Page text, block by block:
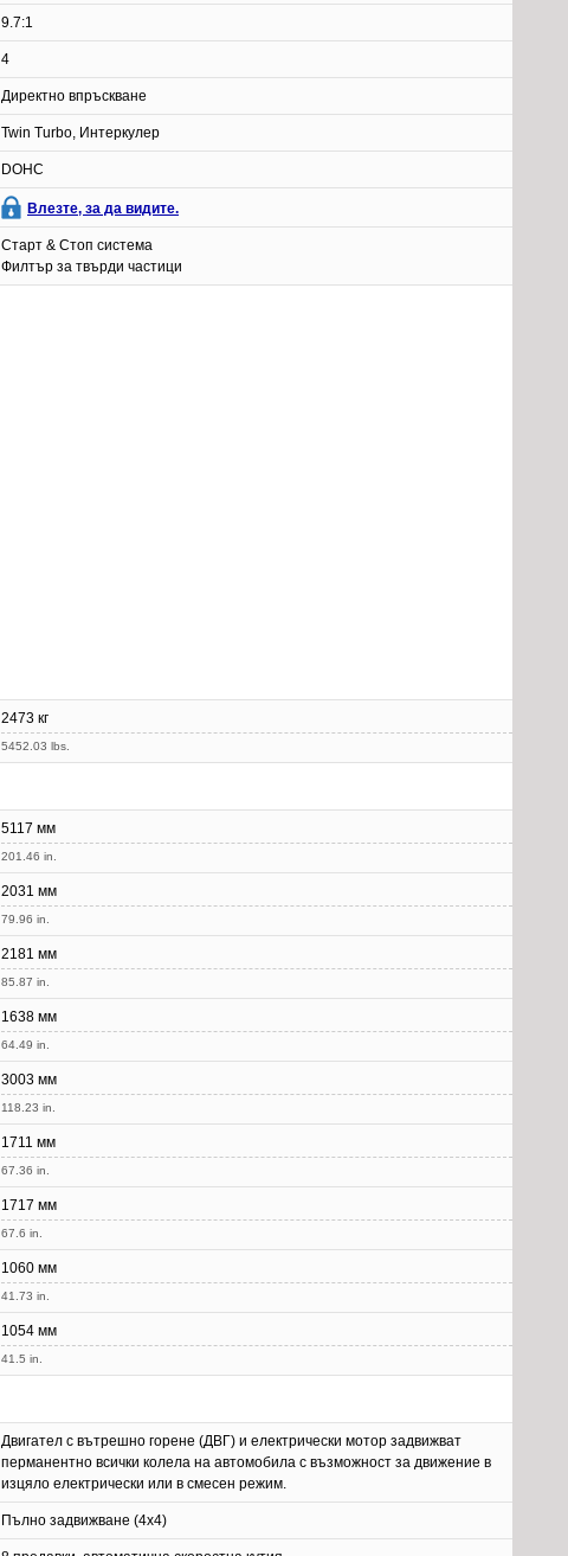
9.7:1
4
Директно впръскване
Twin Turbo, Интеркулер
DOHC
Влезте, за да видите.
Старт & Стоп система
Филтър за твърди частици
2473 кг
5452.03 lbs.
5117 мм
201.46 in.
2031 мм
79.96 in.
2181 мм
85.87 in.
1638 мм
64.49 in.
3003 мм
118.23 in.
1711 мм
67.36 in.
1717 мм
67.6 in.
1060 мм
41.73 in.
1054 мм
41.5 in.
Двигател с вътрешно горене (ДВГ) и електрически мотор задвижват
перманентно всички колела на автомобила с възможност за движение в
изцяло електрически или в смесен режим.
Пълно задвижване (4x4)